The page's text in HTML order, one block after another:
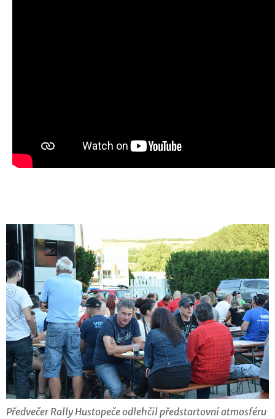
Předvečer Rally Hustopeče odlehčil předstartovní atmosféru